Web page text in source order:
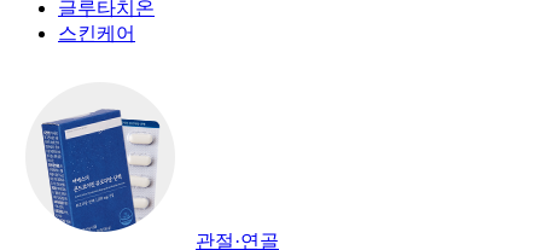
글루타치온
스킨케어
관절·연골